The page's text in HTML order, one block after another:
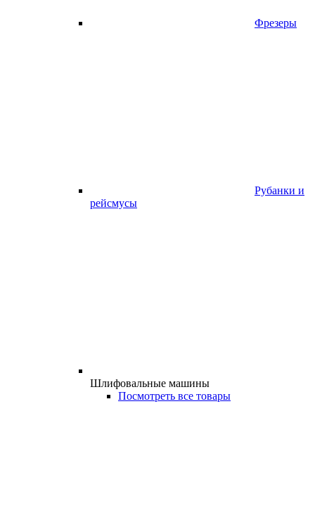
Фрезеры
Рубанки и
рейсмусы
Шлифовальные машины
Посмотреть все товары